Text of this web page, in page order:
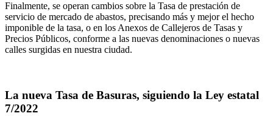
Finalmente, se operan cambios sobre la Tasa de prestación de
servicio de mercado de abastos, precisando más y mejor el hecho
imponible de la tasa, o en los Anexos de Callejeros de Tasas y
Precios Públicos, conforme a las nuevas denominaciones o nuevas
calles surgidas en nuestra ciudad.
La nueva Tasa de Basuras, siguiendo la Ley estatal
7/2022